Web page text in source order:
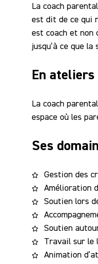
La coach
est dit de ce qui
est coach et non
jusqu’à ce que
En
La coach
espace où les
Ses
Gestion des
Amélioration
Soutien lors
Soutien
Travail sur le
Animation